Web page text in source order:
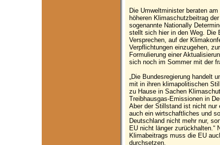
Die Umweltminister beraten
höheren Klimaschutzbeitrag
sogenannte Nationally
stellt sich hier in den Weg. Die
Versprechen, auf der
Verpflichtungen einzugehen,
Formulierung einer
sich noch im Sommer mit der
„Die Bundesregierung handelt
mit in ihren klimapolitischen
zu Hause in Sachen
Treibhausgas-Emissionen in
Aber der Stillstand ist nicht nur
auch ein wirtschaftliches und
Deutschland nicht mehr nur,
EU nicht länger zurückhalten.“
Klimabeitrags muss die EU
durchsetzen.